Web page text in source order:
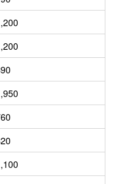
小柳(青森)
小柳(青森)
青森
青森
青森
青森
筒井(青森)